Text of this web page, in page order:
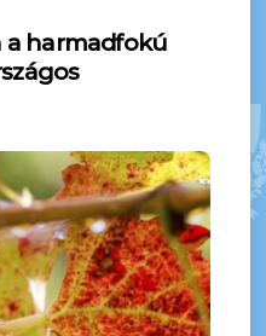
harmadfokú